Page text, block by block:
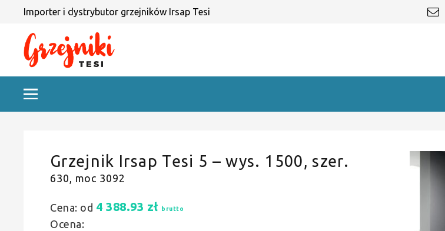
Importer i dystrybutor grzejników Irsap Tesi
Grzejnik Irsap Tesi 5 – wys. 1500, szer.
630, moc 3092
Cena: od 4 388.93 zł brutto
Ocena: